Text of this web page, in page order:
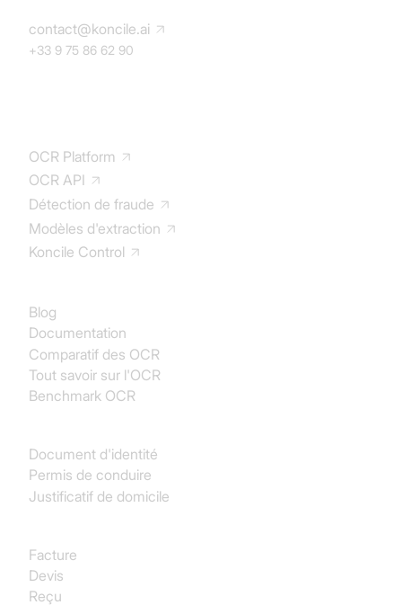
OCR Platform
OCR API
Détection de fraude
Modèles d'extraction
Koncile Control
Blog
Documentation
Comparatif des OCR
Tout savoir sur l'OCR
Benchmark OCR
Document d'identité
Permis de conduire
Justificatif de domicile
Facture
Devis
Reçu
contact@koncile.ai
+33 9 75 86 62 90